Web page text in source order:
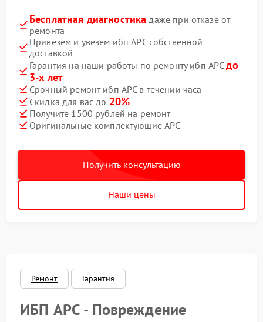
Бесплатная диагностика даже при отказе от
ремонта
Привезем и увезем ибп APC собственной
доставкой
Гарантия на наши работы по ремонту ибп APCдо
3-х лет
Срочный ремонт ибп APC в течении часа
Скидка для вас до 20%
Получите 1500 рублей на ремонт
Оригинальные комплектующие APC
Получить консультацию
Наши цены
Ремонт Гарантия
ИБП APC - Повреждение